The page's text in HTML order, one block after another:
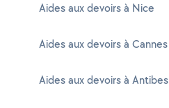
Aides aux devoirs à Nice
Aides aux devoirs à Cannes
Aides aux devoirs à Antibes